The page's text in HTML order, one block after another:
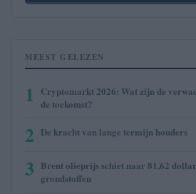
MEEST GELEZEN
1
Cryptomarkt 2026: Wat zijn de
de toekomst?
2 De kracht van lange termijn houders
3 Brent olieprijs schiet naar 81,62
grondstoffen